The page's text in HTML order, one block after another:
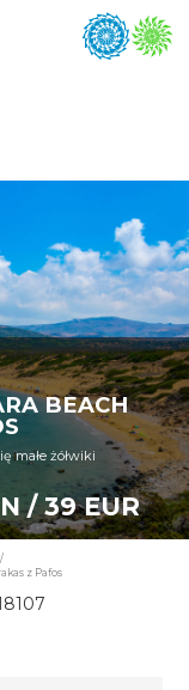
BEACH
małe żółwiki
/ 39 EUR
/
z Pafos